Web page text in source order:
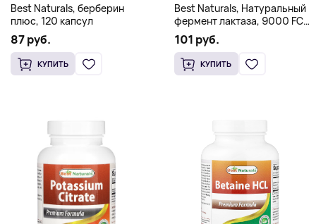
Best Naturals, берберин
плюс, 120 капсул
87 руб.
КУПИТЬ
Best Naturals, Натуральный
фермент лактаза, 9000 FCC
ALU, 180 таблеток
101 руб.
КУПИТЬ